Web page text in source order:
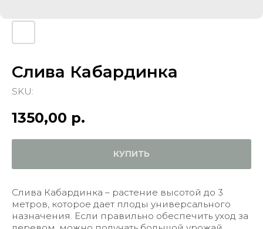
Слива Кабардинка
SKU:
1350,00 р.
КУПИТЬ
Слива Кабардинка – растение высотой до 3
метров, которое дает плоды универсального
назначения. Если правильно обеспечить уход за